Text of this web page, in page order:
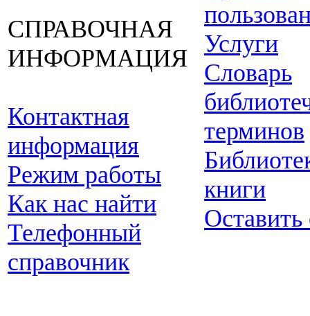
СПРАВОЧНАЯ
ИНФОРМАЦИЯ
Контактная
информация
Режим работы
Как нас найти
Телефонный
справочник
Услуги
Словарь
терминов
книги
Оставить